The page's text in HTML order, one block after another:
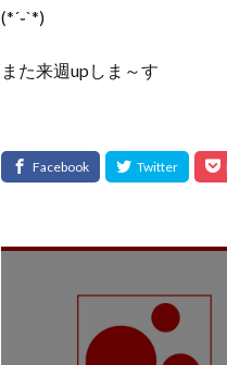
(*´֊`*)
また来週upしま～す